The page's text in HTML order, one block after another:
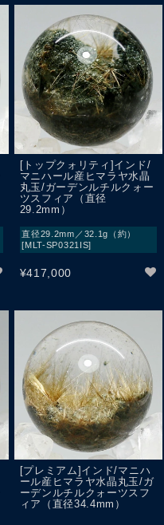
[トップクォリティ]インド/
マニハール産ヒマラヤ水晶
丸玉/ガーデンルチルクォー
ツスフィア（直径
29.2mm）
直径29.2mm／32.1g（約）
[MLT-SP0321IS]
¥417,000
[プレミアム]インド/マニハ
ール産ヒマラヤ水晶丸玉/ガ
ーデンルチルクォーツスフ
ィア（直径34.4mm）